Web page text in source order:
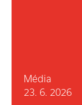
Média
23. 6. 2026